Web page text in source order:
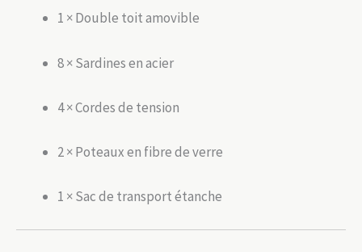
1 × Double toit amovible
8 × Sardines en acier
4 × Cordes de tension
2 × Poteaux en fibre de verre
1 × Sac de transport étanche